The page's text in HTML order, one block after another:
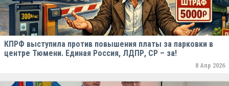
КПРФ выступила против повышения платы за парковки в
центре Тюмени. Единая Россия, ЛДПР, СР – за!
8 Апр 2026